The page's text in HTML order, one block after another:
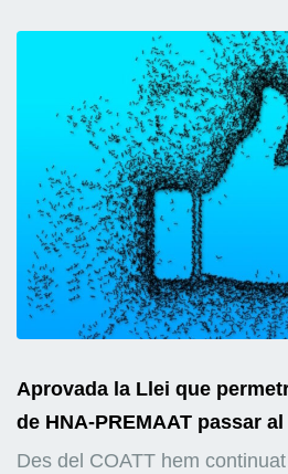
Aprovada la Llei que
de HNA-PREMAAT passar al
Des del COATT hem